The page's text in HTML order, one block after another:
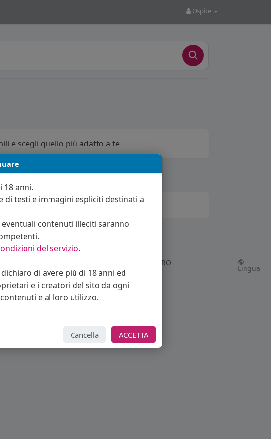
Ospite
e scegli quello più adatto a te.
Richiedi rimborso abbonamento PRO
Lingua
18 anni.
di testi e immagini espliciti destinati a
eventuali contenuti illeciti saranno
del servizio.
dichiaro di avere più di 18 anni ed
e i creatori del sito da ogni
e al loro utilizzo.
Cancella ACCETTA